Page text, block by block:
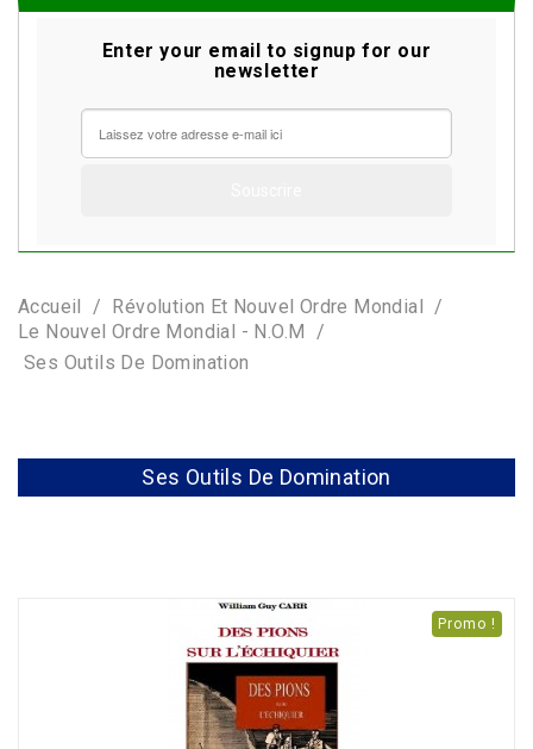
Enter your email to signup for our
newsletter
Accueil
Révolution Et Nouvel Ordre Mondial
Le Nouvel Ordre Mondial - N.O.M
Ses Outils De Domination
Ses Outils De Domination
Promo !